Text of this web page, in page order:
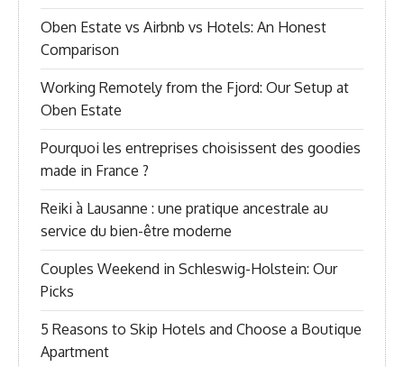
Oben Estate vs Airbnb vs Hotels: An Honest
Comparison
Working Remotely from the Fjord: Our Setup at
Oben Estate
Pourquoi les entreprises choisissent des goodies
made in France ?
Reiki à Lausanne : une pratique ancestrale au
service du bien-être moderne
Couples Weekend in Schleswig-Holstein: Our
Picks
5 Reasons to Skip Hotels and Choose a Boutique
Apartment